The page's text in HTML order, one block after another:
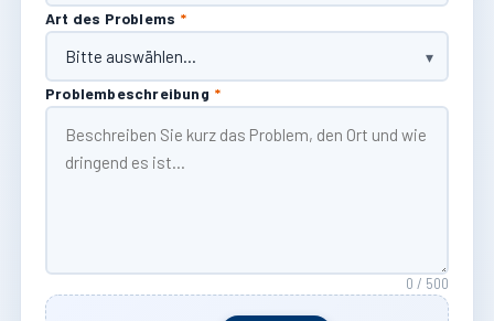
Art des Problems *
Problembeschreibung *
0 / 500